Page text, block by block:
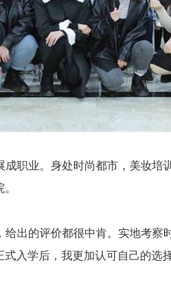
职业。身处时尚都市，美妆
出的评价都很中肯。实地考
入学后，我更加认可自己的选择